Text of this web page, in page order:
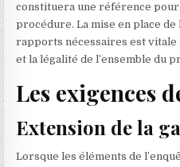
constituera une référence
procédure. La mise en place de
rapports nécessaires est
et la légalité de l’ensemble du
Les exigences
Extension de la
Lorsque les éléments de